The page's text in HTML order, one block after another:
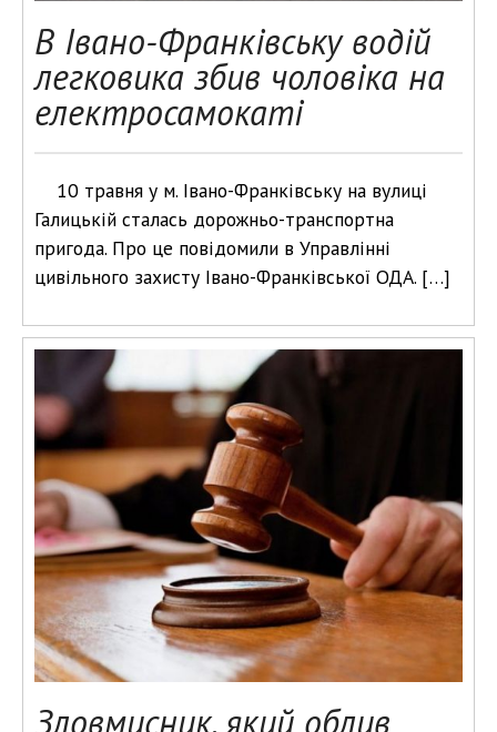
В Івано-Франківську водій
легковика збив чоловіка на
електросамокаті
10 травня у м. Івано-Франківську на вулиці
Галицькій сталась дорожньо-транспортна
пригода. Про це повідомили в Управлінні
цивільного захисту Івано-Франківської ОДА. […]
Зловмисник, який облив